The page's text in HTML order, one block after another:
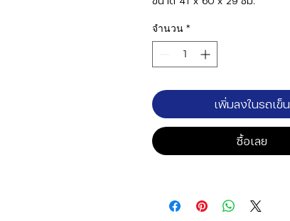
จำนวน *
เพิ่มลงในรถเข็น
ซื้อเลย